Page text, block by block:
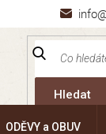
Hledat
ODĚVY a OBUV